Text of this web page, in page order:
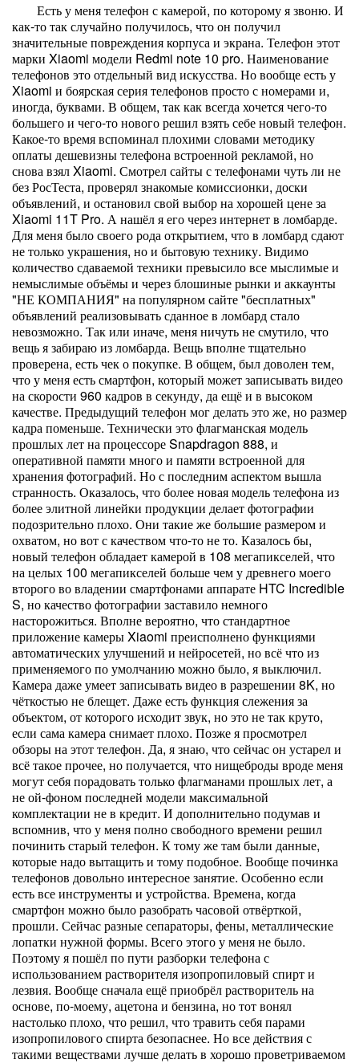
Есть у меня телефон с камерой, по которому я звоню. И
как-то так случайно получилось, что он получил
значительные повреждения корпуса и экрана. Телефон этот
марки Xiaomi модели Redmi note 10 pro. Наименование
телефонов это отдельный вид искусства. Но вообще есть у
Xiaomi и боярская серия телефонов просто с номерами и,
иногда, буквами. В общем, так как всегда хочется чего-то
большего и чего-то нового решил взять себе новый телефон.
Какое-то время вспоминал плохими словами методику
оплаты дешевизны телефона встроенной рекламой, но
снова взял Xiaomi. Смотрел сайты с телефонами чуть ли не
без РосТеста, проверял знакомые комиссионки, доски
объявлений, и остановил свой выбор на хорошей цене за
Xiaomi 11T Pro. А нашёл я его через интернет в ломбарде.
Для меня было своего рода открытием, что в ломбард сдают
не только украшения, но и бытовую технику. Видимо
количество сдаваемой техники превысило все мыслимые и
немыслимые объёмы и через блошиные рынки и аккаунты
"НЕ КОМПАНИЯ" на популярном сайте "бесплатных"
объявлений реализовывать сданное в ломбард стало
невозможно. Так или иначе, меня ничуть не смутило, что
вещь я забираю из ломбарда. Вещь вполне тщательно
проверена, есть чек о покупке. В общем, был доволен тем,
что у меня есть смартфон, который может записывать видео
на скорости 960 кадров в секунду, да ещё и в высоком
качестве. Предыдущий телефон мог делать это же, но размер
кадра поменьше. Технически это флагманская модель
прошлых лет на процессоре Snapdragon 888, и
оперативной памяти много и памяти встроенной для
хранения фотографий. Но с последним аспектом вышла
странность. Оказалось, что более новая модель телефона из
более элитной линейки продукции делает фотографии
подозрительно плохо. Они такие же большие размером и
охватом, но вот с качеством что-то не то. Казалось бы,
новый телефон обладает камерой в 108 мегапикселей, что
на целых 100 мегапикселей больше чем у древнего моего
второго во владении смартфонами аппарате HTC Incredible
S, но качество фотографии заставило немного
насторожиться. Вполне вероятно, что стандартное
приложение камеры Xiaomi преисполнено функциями
автоматических улучшений и нейросетей, но всё что из
применяемого по умолчанию можно было, я выключил.
Камера даже умеет записывать видео в разрешении 8K, но
чёткостью не блещет. Даже есть функция слежения за
объектом, от которого исходит звук, но это не так круто,
если сама камера снимает плохо. Позже я просмотрел
обзоры на этот телефон. Да, я знаю, что сейчас он устарел и
всё такое прочее, но получается, что нищеброды вроде меня
могут себя порадовать только флагманами прошлых лет, а
не ой-фоном последней модели максимальной
комплектации не в кредит. И дополнительно подумав и
вспомнив, что у меня полно свободного времени решил
починить старый телефон. К тому же там были данные,
которые надо вытащить и тому подобное. Вообще починка
телефонов довольно интересное занятие. Особенно если
есть все инструменты и устройства. Времена, когда
смартфон можно было разобрать часовой отвёрткой,
прошли. Сейчас разные сепараторы, фены, металлические
лопатки нужной формы. Всего этого у меня не было.
Поэтому я пошёл по пути разборки телефона с
использованием растворителя изопропиловый спирт и
лезвия. Вообще сначала ещё приобрёл растворитель на
основе, по-моему, ацетона и бензина, но тот вонял
настолько плохо, что решил, что травить себя парами
изопропилового спирта безопаснее. Но все действия с
такими веществами лучше делать в хорошо проветриваемом